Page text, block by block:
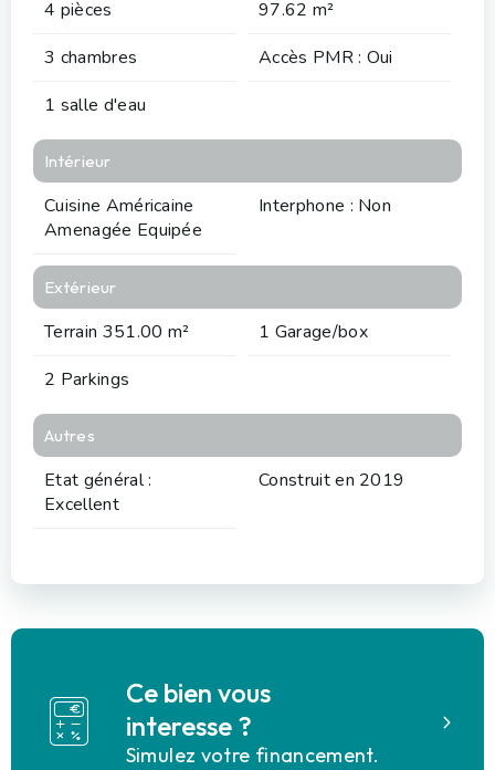
4 pièces
97.62 m²
3 chambres
Accès PMR : Oui
1 salle d'eau
Intérieur
Cuisine Américaine
Amenagée Equipée
Interphone : Non
Extérieur
Terrain 351.00 m²
1 Garage/box
2 Parkings
Autres
Etat général :
Excellent
Construit en 2019
Ce bien vous
interesse ?
Simulez votre financement.